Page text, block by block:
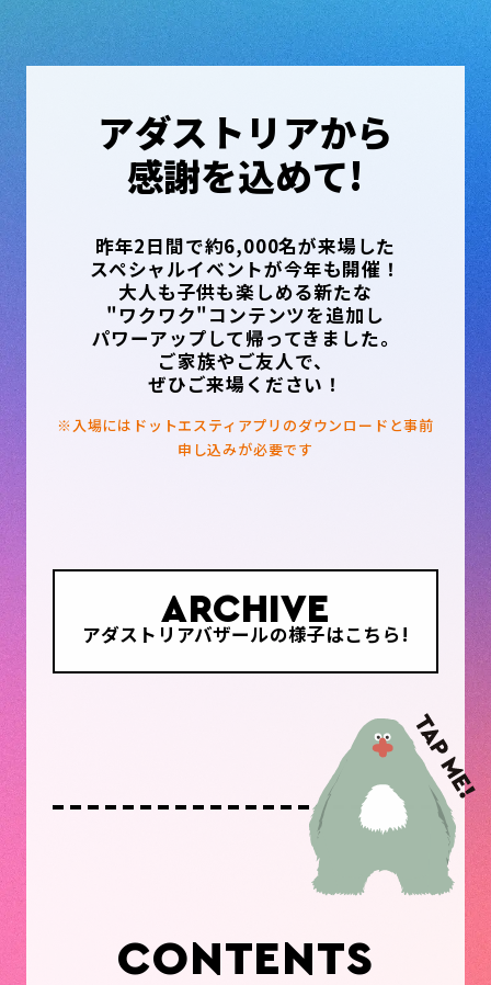
アダストリアから
感謝を込めて!
昨年2日間で約6,000名が来場した
スペシャルイベントが今年も開催！
大人も子供も楽しめる新たな
"ワクワク"コンテンツを追加し
パワーアップして帰ってきました。
ご家族やご友人で、
ぜひご来場ください！
※入場にはドットエスティアプリのダウンロードと事前
申し込みが必要です
ARCHIVE
アダストリアバザールの様子はこちら!
CONTENTS